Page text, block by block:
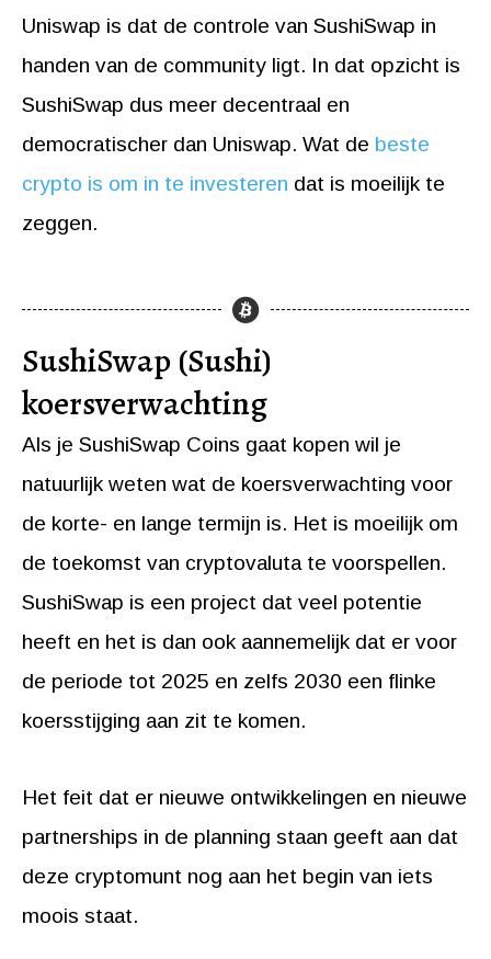
Uniswap is dat de controle van SushiSwap in
handen van de community ligt. In dat opzicht is
SushiSwap dus meer decentraal en
democratischer dan Uniswap. Wat de beste
crypto is om in te investeren dat is moeilijk te
zeggen.
SushiSwap (Sushi)
koersverwachting
Als je SushiSwap Coins gaat kopen wil je
natuurlijk weten wat de koersverwachting voor
de korte- en lange termijn is. Het is moeilijk om
de toekomst van cryptovaluta te voorspellen.
SushiSwap is een project dat veel potentie
heeft en het is dan ook aannemelijk dat er voor
de periode tot 2025 en zelfs 2030 een flinke
koersstijging aan zit te komen.
Het feit dat er nieuwe ontwikkelingen en nieuwe
partnerships in de planning staan geeft aan dat
deze cryptomunt nog aan het begin van iets
moois staat.